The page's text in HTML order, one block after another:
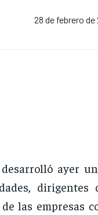
28 de febrero de
ayer
dirigentes
las empresas